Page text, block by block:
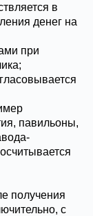
в
денег на
при
павильоны,
получения
с